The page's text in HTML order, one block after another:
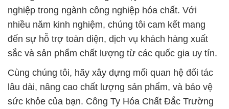
nghiệp trong ngành công nghiệp hóa chất. Với
nhiều năm kinh nghiệm, chúng tôi cam kết mang
đến sự hỗ trợ toàn diện, dịch vụ khách hàng xuất
sắc và sản phẩm chất lượng từ các quốc gia uy tín.
Cùng chúng tôi, hãy xây dựng mối quan hệ đối tác
lâu dài, nâng cao chất lượng sản phẩm, và bảo vệ
sức khỏe của bạn. Công Ty Hóa Chất Đắc Trường